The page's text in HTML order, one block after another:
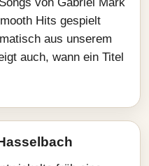
Hits gespielt
aus unserem
auch, wann ein Titel